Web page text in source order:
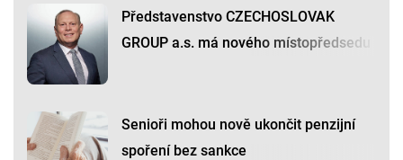
Představenstvo CZECHOSLOVAK
GROUP a.s. má nového místopředsedu
Senioři mohou nově ukončit penzijní
spoření bez sankce